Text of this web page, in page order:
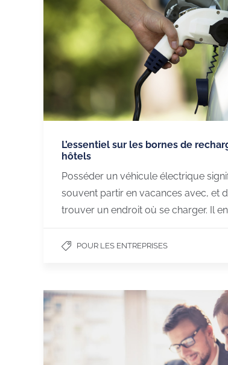
L’essentiel sur les bornes de
hôtels
Posséder un véhicule électrique
souvent partir en vacances avec, et
trouver un endroit où se charger. Il
POUR LES ENTREPRISES